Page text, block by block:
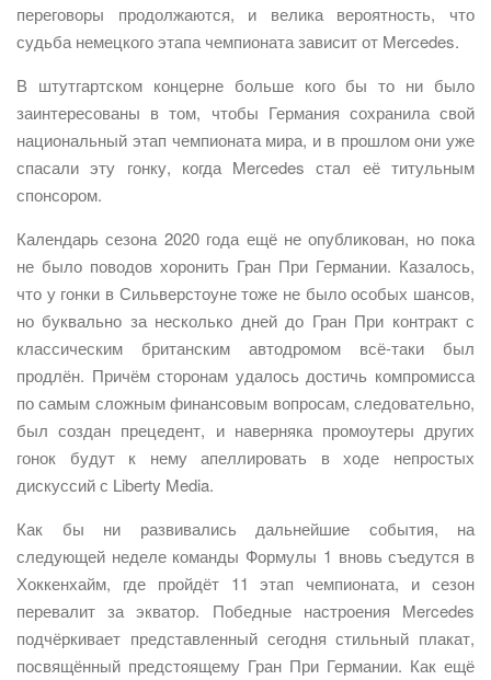
переговоры продолжаются, и велика вероятность, что
судьба немецкого этапа чемпионата зависит от Mercedes.
В штутгартском концерне больше кого бы то ни было
заинтересованы в том, чтобы Германия сохранила свой
национальный этап чемпионата мира, и в прошлом они уже
спасали эту гонку, когда Mercedes стал её титульным
спонсором.
Календарь сезона 2020 года ещё не опубликован, но пока
не было поводов хоронить Гран При Германии. Казалось,
что у гонки в Сильверстоуне тоже не было особых шансов,
но буквально за несколько дней до Гран При контракт с
классическим британским автодромом всё-таки был
продлён. Причём сторонам удалось достичь компромисса
по самым сложным финансовым вопросам, следовательно,
был создан прецедент, и наверняка промоутеры других
гонок будут к нему апеллировать в ходе непростых
дискуссий с Liberty Media.
Как бы ни развивались дальнейшие события, на
следующей неделе команды Формулы 1 вновь съедутся в
Хоккенхайм, где пройдёт 11 этап чемпионата, и сезон
перевалит за экватор. Победные настроения Mercedes
подчёркивает представленный сегодня стильный плакат,
посвящённый предстоящему Гран При Германии. Как ещё